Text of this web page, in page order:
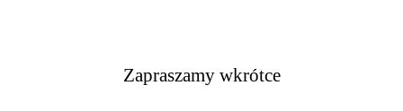
Zapraszamy wkrótce